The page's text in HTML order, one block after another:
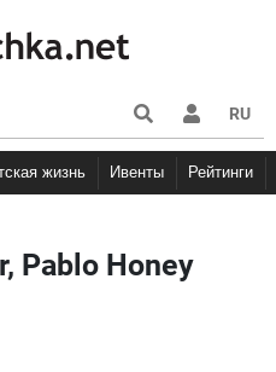
RU
жизнь Ивенты Рейтинги
Pablo Honey